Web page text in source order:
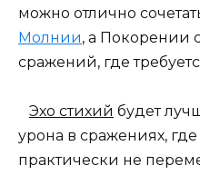
можно отлично
Молнии, а Покорении
сражений, где
Эхо стихий будет
урона в сражениях,
практически не